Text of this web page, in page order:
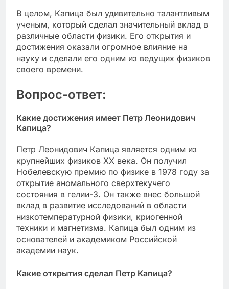
В целом, Капица был удивительно талантливым
ученым, который сделал значительный вклад в
различные области физики. Его открытия и
достижения оказали огромное влияние на
науку и сделали его одним из ведущих физиков
своего времени.
Вопрос-ответ:
Какие достижения имеет Петр Леонидович
Капица?
Петр Леонидович Капица является одним из
крупнейших физиков XX века. Он получил
Нобелевскую премию по физике в 1978 году за
открытие аномального сверхтекучего
состояния в гелии-3. Он также внес большой
вклад в развитие исследований в области
низкотемпературной физики, криогенной
техники и магнетизма. Капица был одним из
основателей и академиком Российской
академии наук.
Какие открытия сделал Петр Капица?